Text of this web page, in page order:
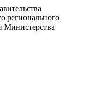
регионального
Министерства